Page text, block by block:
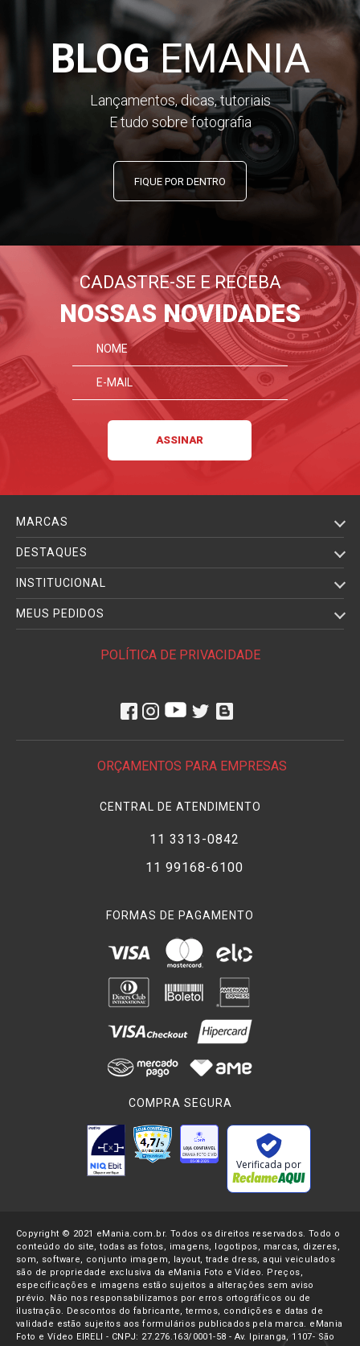
Microfone embutido
Funciona como ummicrofone profissional
interno, bem
como uma ferramenta para memorandos de voz.
Funcionalidade de Cápsula Mic Zoom
Suporta a linha de cápsulas microfone intercambiáveis ??
da empresa que podem ser usados em vez de entradas 1/2.
BLOGEMANIA
Lançamentos, dicas, tutoriais
E tudo sobre fotografia
FIQUE POR DENTRO
CADASTRE-SE E RECEBA
NOSSAS NOVIDADES
MARCAS
DESTAQUES
INSTITUCIONAL
MEUS PEDIDOS
POLÍTICA DE PRIVACIDADE
ORÇAMENTOS PARA EMPRESAS
CENTRAL DE ATENDIMENTO
11 3313-0842
11 99168-6100
FORMAS DE PAGAMENTO
COMPRA SEGURA
Verificada por
Copyright © 2021 eMania.com.br. Todos os direitos reservados. Todo o
conteúdo do site, todas as fotos, imagens, logotipos, marcas, dizeres,
som, software, conjunto imagem, layout, trade dress, aqui veiculados
são de propriedade exclusiva da eMania Foto e Vídeo. Preços,
especificações e imagens estão sujeitos a alterações sem aviso
prévio. Não nos responsabilizamos por erros ortográficos ou de
ilustração. Descontos do fabricante, termos, condições e datas de
validade estão sujeitos aos formulários publicados pela marca. eMania
Foto e Vídeo EIRELI - CNPJ: 27.276.163/0001-58 - Av. Ipiranga, 1107- São